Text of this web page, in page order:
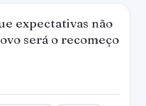
Salvar